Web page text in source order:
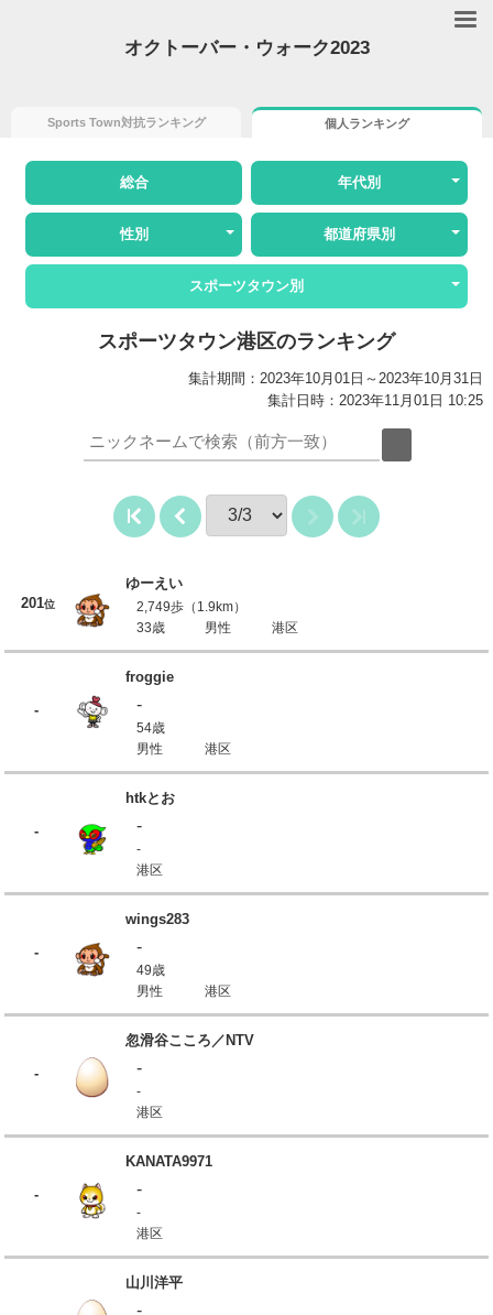
オクトーバー・ウォーク2023
Sports Town対抗ランキング 個人ランキング
総合 年代別
性別 都道府県別
スポーツタウン別
スポーツタウン港区のランキング
集計期間：2023年10月01日～2023年10月31日
集計日時：2023年11月01日 10:25
201位
ゆーえい
2,749歩（1.9km）
33歳
男性 港区
-
froggie
-
54歳
男性
港区
-
htkとお
-
-
港区
-
wings283
-
49歳
男性
港区
-
忽滑谷こころ／NTV
-
-
港区
-
KANATA9971
-
-
港区
山川洋平
-